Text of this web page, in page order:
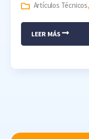
Artículos Técnicos,
LEER MÁS